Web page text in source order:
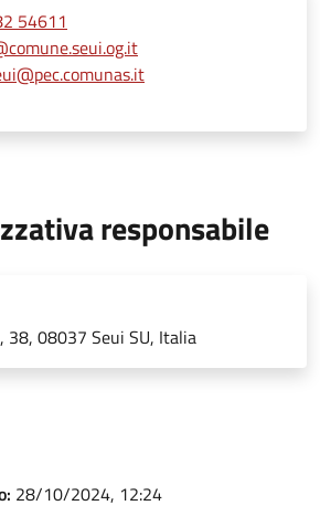
54611
responsabile
38, 08037 Seui SU, Italia
28/10/2024, 12:24